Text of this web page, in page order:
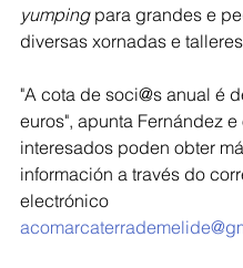
yumping para grandes e
diversas xornadas e
"A cota de soci@s anual é
euros", apunta Fernández e
interesados poden obter
información a través do
electrónico